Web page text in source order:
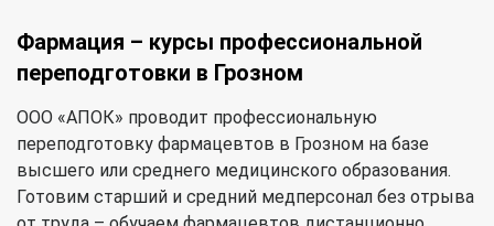
Фармация – курсы профессиональной
переподготовки в Грозном
ООО «АПОК» проводит профессиональную
переподготовку фармацевтов в Грозном на базе
высшего или среднего медицинского образования.
Готовим старший и средний медперсонал без отрыва